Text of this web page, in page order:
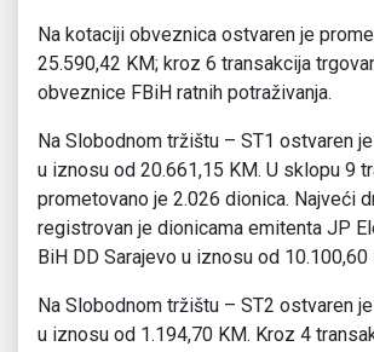
Na kotaciji obveznica ostvaren je
25.590,42 KM; kroz 6 transakcija
obveznice FBiH ratnih potraživanja.
Na Slobodnom tržištu – ST1 ostvaren
u iznosu od 20.661,15 KM. U sklopu 9
prometovano je 2.026 dionica. Najveći
registrovan je dionicama emitenta JP
BiH DD Sarajevo u iznosu od 10.100,60
Na Slobodnom tržištu – ST2 ostvaren
u iznosu od 1.194,70 KM. Kroz 4